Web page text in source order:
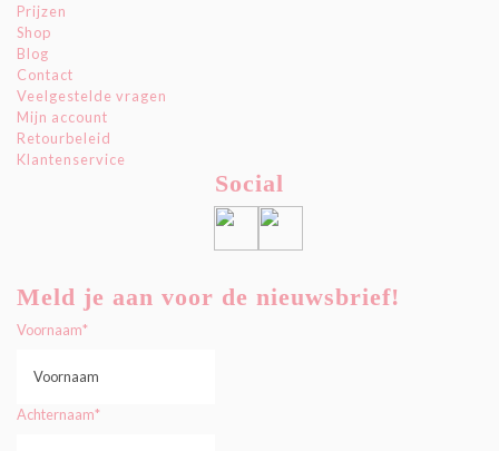
Prijzen
Shop
Blog
Contact
Veelgestelde vragen
Mijn account
Retourbeleid
Klantenservice
Social
Meld je aan voor de nieuwsbrief!
Voornaam*
Achternaam*